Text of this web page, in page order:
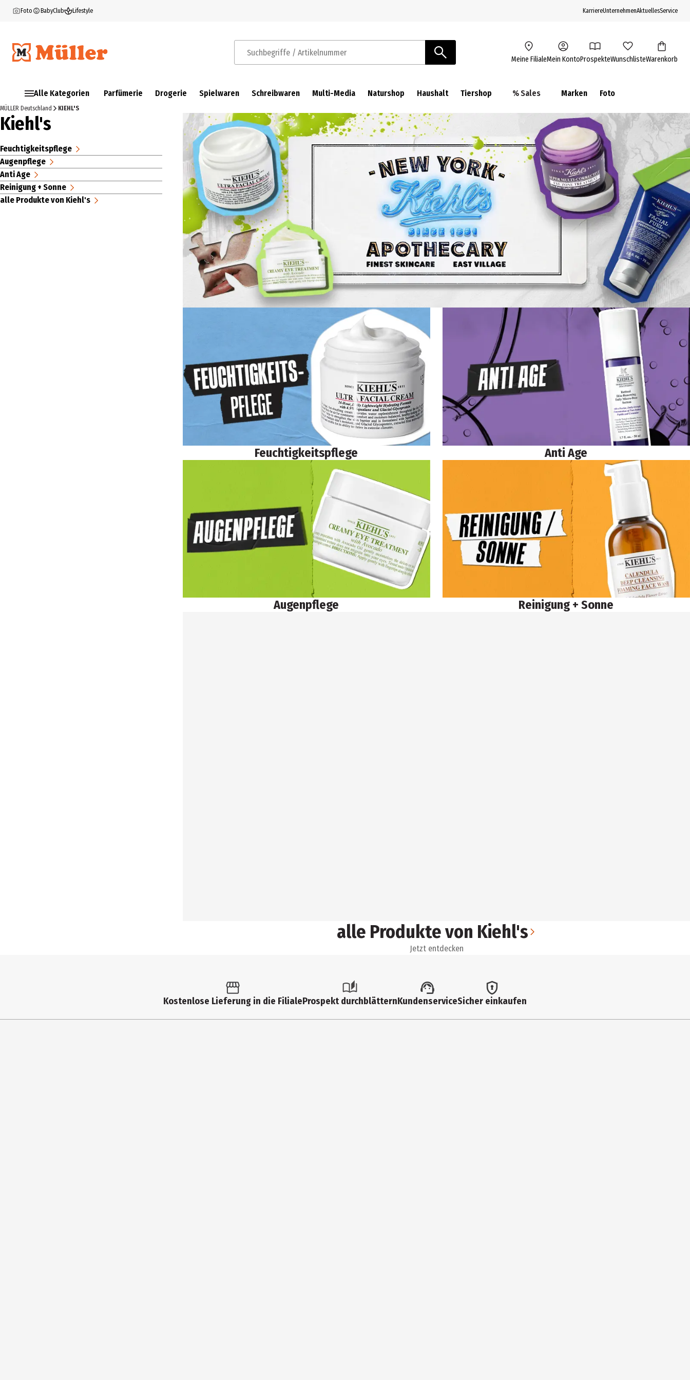
Foto BabyClub Lifestyle KarriereUnternehmenAktuellesService
Suchbegriffe / Artikelnummer Meine FilialeMein KontoProspekteWunschlisteWarenkorb
Alle Kategorien Parfümerie Drogerie Spielwaren Schreibwaren Multi-Media Naturshop Haushalt Tiershop % Sales Marken Foto
MÜLLER Deutschland KIEHL'S
Kiehl's
Feuchtigkeitspflege
Augenpflege
Anti Age
Reinigung + Sonne
alle Produkte von Kiehl's
Feuchtigkeitspflege Anti Age
Augenpflege Reinigung + Sonne
alle Produkte von Kiehl's
Jetzt entdecken
Kostenlose Lieferung in die FilialeProspekt durchblätternKundenserviceSicher einkaufen